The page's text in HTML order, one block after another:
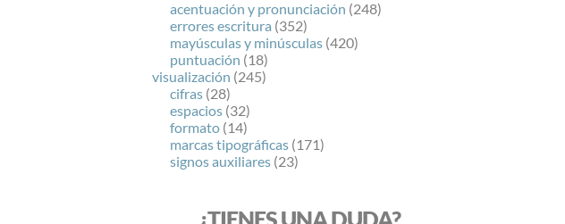
acentuación y pronunciación (248)
errores escritura (352)
mayúsculas y minúsculas (420)
puntuación (18)
visualización (245)
cifras (28)
espacios (32)
formato (14)
marcas tipográficas (171)
signos auxiliares (23)
¿TIENES UNA DUDA?